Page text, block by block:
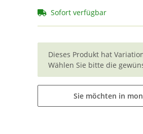
Sofort verfügbar
x
Dieses Produkt hat
Wählen Sie bitte die
Sie möchten in